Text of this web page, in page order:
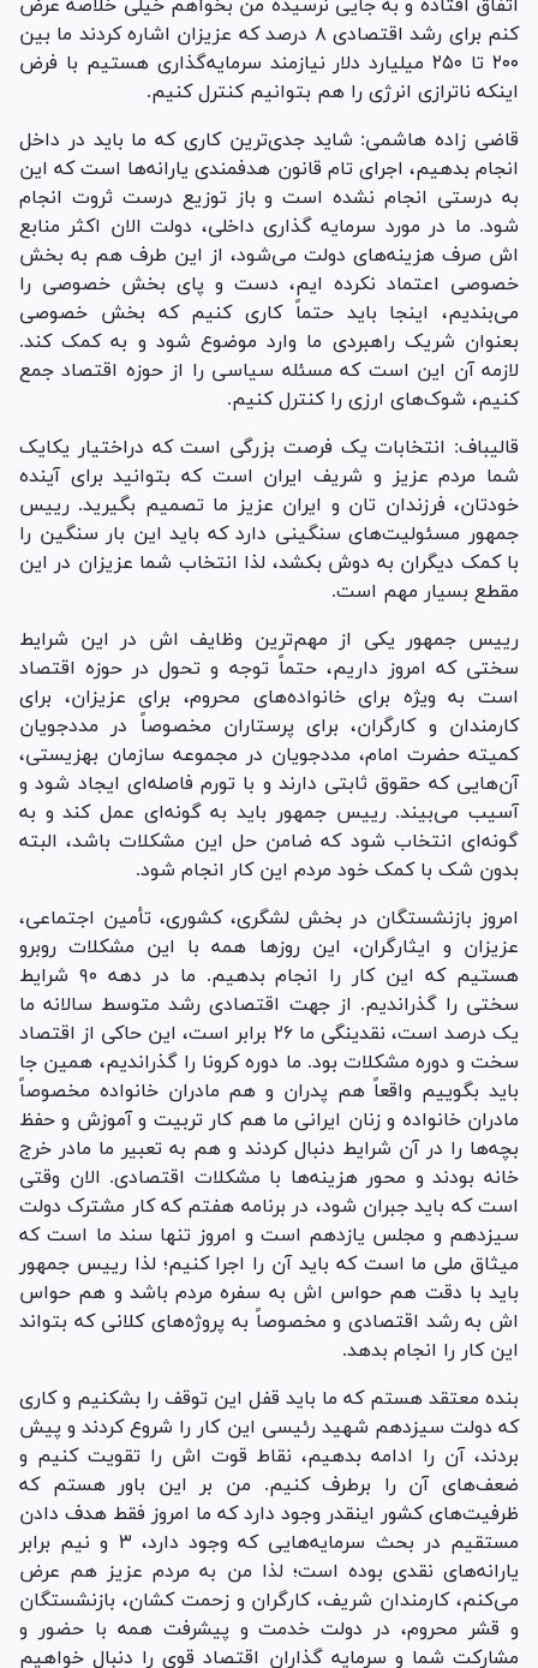
اتفاق افتاده و به جایی نرسیده من بخواهم خیلی خلاصه عرض
کنم برای رشد اقتصادی ۸ درصد که عزیزان اشاره کردند ما بین
۲۰۰ تا ۲۵۰ میلیارد دلار نیازمند سرمایه‌گذاری هستیم با فرض
اینکه ناترازی انرژی را هم بتوانیم کنترل کنیم.
قاضی زاده هاشمی: شاید جدی‌ترین کاری که ما باید در داخل
انجام بدهیم، اجرای تام قانون هدفمندی یارانه‌ها است که این
به درستی انجام نشده است و باز توزیع درست ثروت انجام
شود. ما در مورد سرمایه گذاری داخلی، دولت الان اکثر منابع
اش صرف هزینه‌های دولت می‌شود، از این طرف هم به بخش
خصوصی اعتماد نکرده ایم، دست و پای بخش خصوصی را
می‌بندیم، اینجا باید حتماً کاری کنیم که بخش خصوصی
بعنوان شریک راهبردی ما وارد موضوع شود و به کمک کند.
لازمه آن این است که مسئله سیاسی را از حوزه اقتصاد جمع
کنیم، شوک‌های ارزی را کنترل کنیم.
قالیباف: انتخابات یک فرصت بزرگی است که دراختیار یکایک
شما مردم عزیز و شریف ایران است که بتوانید برای آینده
خودتان، فرزندان تان و ایران عزیز ما تصمیم بگیرید. رییس
جمهور مسئولیت‌های سنگینی دارد که باید این بار سنگین را
با کمک دیگران به دوش بکشد، لذا انتخاب شما عزیزان در این
مقطع بسیار مهم است.
رییس جمهور یکی از مهم‌ترین وظایف اش در این شرایط
سختی که امروز داریم، حتماً توجه و تحول در حوزه اقتصاد
است به ویژه برای خانواده‌های محروم، برای عزیزان، برای
کارمندان و کارگران، برای پرستاران مخصوصاً در مددجویان
کمیته حضرت امام، مددجویان در مجموعه سازمان بهزیستی،
آن‌هایی که حقوق ثابتی دارند و با تورم فاصله‌ای ایجاد شود و
آسیب می‌بیند. رییس جمهور باید به گونه‌ای عمل کند و به
گونه‌ای انتخاب شود که ضامن حل این مشکلات باشد، البته
بدون شک با کمک خود مردم این کار انجام شود.
امروز بازنشستگان در بخش لشگری، کشوری، تأمین اجتماعی،
عزیزان و ایثارگران، این روز‌ها همه با این مشکلات روبرو
هستیم که این کار را انجام بدهیم. ما در دهه ۹۰ شرایط
سختی را گذراندیم. از جهت اقتصادی رشد متوسط سالانه ما
یک درصد است، نقدینگی ما ۲۶ برابر است، این حاکی از اقتصاد
سخت و دوره مشکلات بود. ما دوره کرونا را گذراندیم، همین جا
باید بگوییم واقعاً هم پدران و هم مادران خانواده مخصوصاً
مادران خانواده و زنان ایرانی ما هم کار تربیت و آموزش و حفظ
بچه‌ها را در آن شرایط دنبال کردند و هم به تعبیر ما مادر خرج
خانه بودند و محور هزینه‌ها با مشکلات اقتصادی. الان وقتی
است که باید جبران شود، در برنامه هفتم که کار مشترک دولت
سیزدهم و مجلس یازدهم است و امروز تنها سند ما است که
میثاق ملی ما است که باید آن را اجرا کنیم؛ لذا رییس جمهور
باید با دقت هم حواس اش به سفره مردم باشد و هم حواس
اش به رشد اقتصادی و مخصوصاً به پروژه‌های کلانی که بتواند
این کار را انجام بدهد.
بنده معتقد هستم که ما باید قفل این توقف را بشکنیم و کاری
که دولت سیزدهم شهید رئیسی این کار را شروع کردند و پیش
بردند، آن را ادامه بدهیم، نقاط قوت اش را تقویت کنیم و
ضعف‌های آن را برطرف کنیم. من بر این باور هستم که
ظرفیت‌های کشور اینقدر وجود دارد که ما امروز فقط هدف دادن
مستقیم در بحث سرمایه‌هایی که وجود دارد، ۳ و نیم برابر
یارانه‌های نقدی بوده است؛ لذا من به مردم عزیز هم عرض
می‌کنم، کارمندان شریف، کارگران و زحمت کشان، بازنشستگان
و قشر محروم، در دولت خدمت و پیشرفت همه با حضور و
مشارکت شما و سرمایه گذاران اقتصاد قوی را دنبال خواهیم